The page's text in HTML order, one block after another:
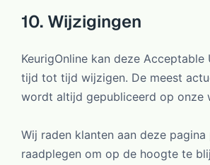
10. Wijzigingen
KeurigOnline kan deze Acceptable
tijd tot tijd wijzigen. De meest
wordt altijd gepubliceerd op onze
Wij raden klanten aan deze
raadplegen om op de hoogte te